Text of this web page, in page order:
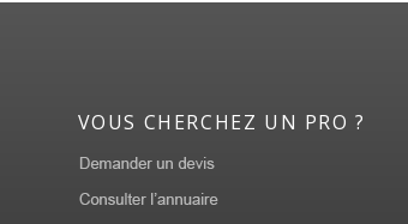
VOUS CHERCHEZ UN PRO ?